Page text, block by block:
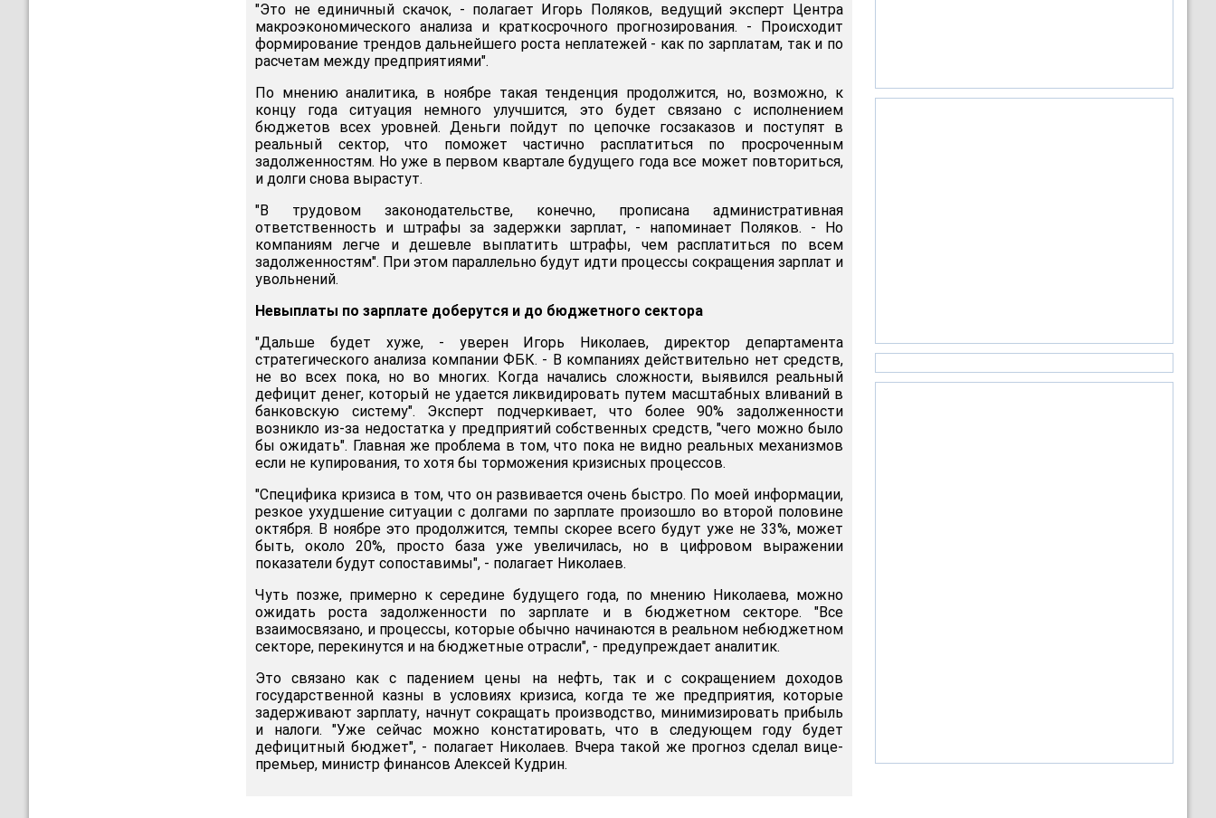
"Это не единичный скачок, - полагает Игорь Поляков, ведущий эксперт Центра
макроэкономического анализа и краткосрочного прогнозирования. - Происходит
формирование трендов дальнейшего роста неплатежей - как по зарплатам, так и по
расчетам между предприятиями".
По мнению аналитика, в ноябре такая тенденция продолжится, но, возможно, к
концу года ситуация немного улучшится, это будет связано с исполнением
бюджетов всех уровней. Деньги пойдут по цепочке госзаказов и поступят в
реальный сектор, что поможет частично расплатиться по просроченным
задолженностям. Но уже в первом квартале будущего года все может повториться,
и долги снова вырастут.
"В трудовом законодательстве, конечно, прописана административная
ответственность и штрафы за задержки зарплат, - напоминает Поляков. - Но
компаниям легче и дешевле выплатить штрафы, чем расплатиться по всем
задолженностям". При этом параллельно будут идти процессы сокращения зарплат и
увольнений.
Невыплаты по зарплате доберутся и до бюджетного сектора
"Дальше будет хуже, - уверен Игорь Николаев, директор департамента
стратегического анализа компании ФБК. - В компаниях действительно нет средств,
не во всех пока, но во многих. Когда начались сложности, выявился реальный
дефицит денег, который не удается ликвидировать путем масштабных вливаний в
банковскую систему". Эксперт подчеркивает, что более 90% задолженности
возникло из-за недостатка у предприятий собственных средств, "чего можно было
бы ожидать". Главная же проблема в том, что пока не видно реальных механизмов
если не купирования, то хотя бы торможения кризисных процессов.
"Специфика кризиса в том, что он развивается очень быстро. По моей информации,
резкое ухудшение ситуации с долгами по зарплате произошло во второй половине
октября. В ноябре это продолжится, темпы скорее всего будут уже не 33%, может
быть, около 20%, просто база уже увеличилась, но в цифровом выражении
показатели будут сопоставимы", - полагает Николаев.
Чуть позже, примерно к середине будущего года, по мнению Николаева, можно
ожидать роста задолженности по зарплате и в бюджетном секторе. "Все
взаимосвязано, и процессы, которые обычно начинаются в реальном небюджетном
секторе, перекинутся и на бюджетные отрасли", - предупреждает аналитик.
Это связано как с падением цены на нефть, так и с сокращением доходов
государственной казны в условиях кризиса, когда те же предприятия, которые
задерживают зарплату, начнут сокращать производство, минимизировать прибыль
и налоги. "Уже сейчас можно констатировать, что в следующем году будет
дефицитный бюджет", - полагает Николаев. Вчера такой же прогноз сделал вице-
премьер, министр финансов Алексей Кудрин.